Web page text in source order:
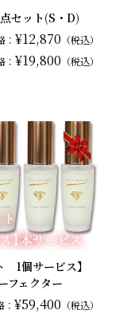
セット(S・D)
： ¥12,870 （税込）
： ¥19,800 （税込）
1個サービス】
フェクター
： ¥59,400 （税込）